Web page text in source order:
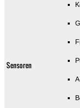
Sensoren